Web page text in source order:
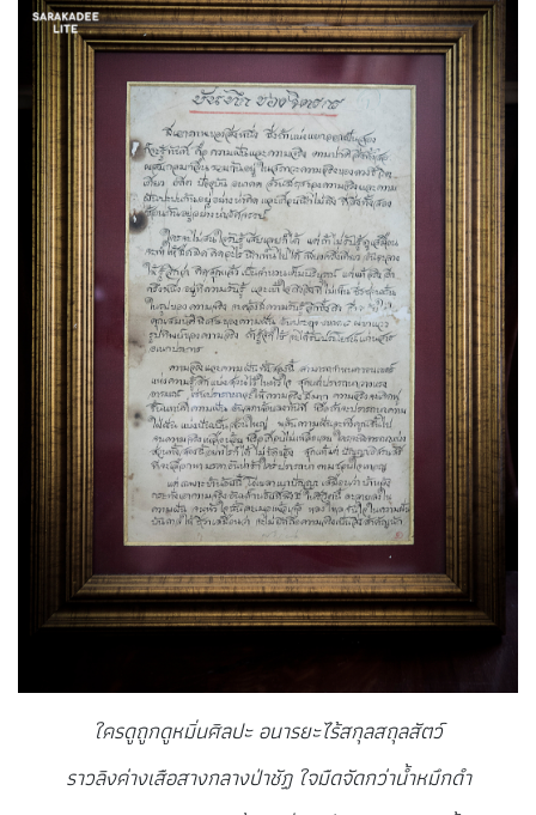
ใครดูถูกดูหมิ่นศิลปะ อนารยะไร้สกุลสถุลสัตว์
ราวลิงค่างเสือสางกลางป่าชัฏ ใจมืดจัดกว่าน้ำหมึกดำ